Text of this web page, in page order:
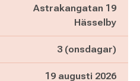
Astrakangatan 19
Hässelby
3 (onsdagar)
19 augusti 2026